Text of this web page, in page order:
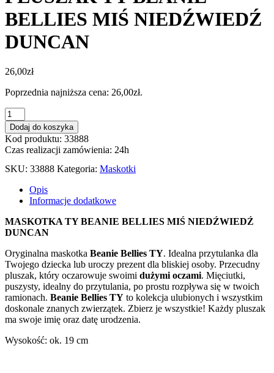
BELLIES MIŚ NIEDŹWIEDŹ
DUNCAN
26,00zł
Poprzednia najniższa cena: 26,00zł.
ilość
PLUSZAK
TY
BEANIE
BELLIES
MIŚ
DUNCAN
Dodaj do koszyka
Kod produktu: 33888
Czas realizacji zamówienia: 24h
SKU: 33888 Kategoria: Maskotki
Opis
Informacje dodatkowe
MASKOTKA TY BEANIE BELLIES MIŚ NIEDŹWIEDŹ
DUNCAN
Oryginalna maskotka Beanie Bellies TY. Idealna przytulanka dla
Twojego dziecka lub uroczy prezent dla bliskiej osoby. Przecudny
pluszak, który oczarowuje swoimi dużymi oczami. Mięciutki,
puszysty, idealny do przytulania, po prostu rozpływa się w twoich
ramionach. Beanie Bellies TY to kolekcja ulubionych i wszystkim
doskonale znanych zwierzątek. Zbierz je wszystkie! Każdy pluszak
ma swoje imię oraz datę urodzenia.
Wysokość: ok. 19 cm